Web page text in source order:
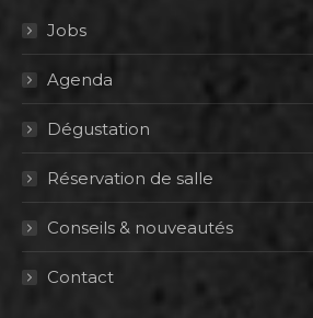
Jobs
Agenda
Dégustation
Réservation de salle
Conseils & nouveautés
Contact